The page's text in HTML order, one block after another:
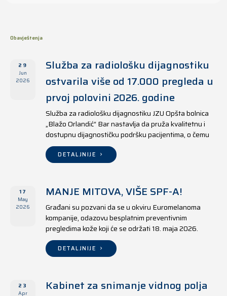
Obavještenja
29
Jun
2026
Služba za radiološku dijagnostiku
ostvarila više od 17.000 pregleda u
prvoj polovini 2026. godine
Služba za radiološku dijagnostiku JZU Opšta bolnica
„Blažo Orlandić“ Bar nastavlja da pruža kvalitetnu i
dostupnu dijagnostičku podršku pacijentima, o čemu
svjedoče i rezultati ostvareni u periodu od 1. januara
do 17. juna 2026. godine.
DETALJNIJE
17
May
2026
MANJE MITOVA, VIŠE SPF-A!
Građani su pozvani da se u okviru Euromelanoma
kompanije, odazovu besplatnim preventivnim
pregledima kože koji će se održati 18. maja 2026.
godine u jedanaest opština širom Crne Gore, kako u
državnim tako i u privatnim zdravstvenim ustanovama.
DETALJNIJE
23
Apr
Kabinet za snimanje vidnog polja